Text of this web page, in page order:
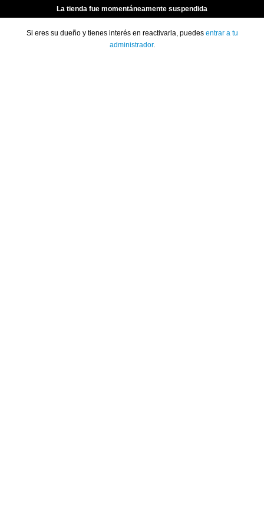
La tienda fue momentáneamente suspendida
Si eres su dueño y tienes interés en reactivarla, puedes entrar a tu
administrador.